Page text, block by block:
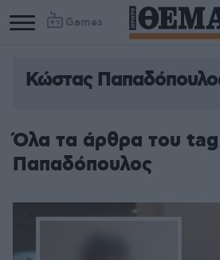
Games
Κώστας
Όλα τα άρθρα του
Παπαδόπουλος